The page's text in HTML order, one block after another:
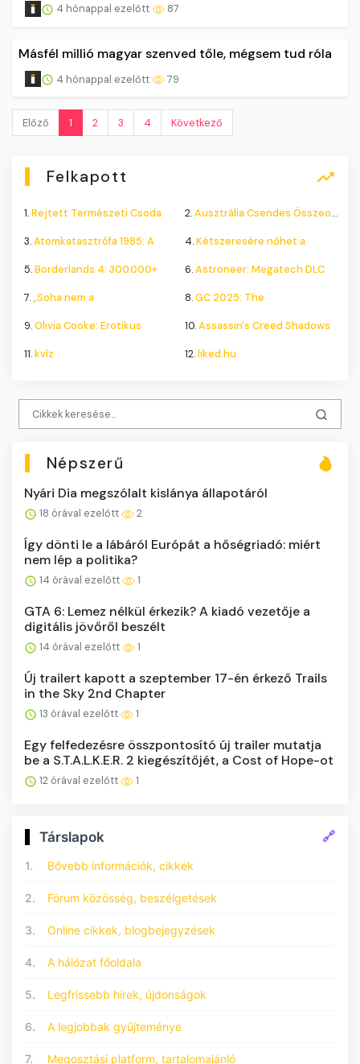
4 hónappal ezelőtt 87
Másfél millió magyar szenved tőle, mégsem tud róla
4 hónappal ezelőtt 79
Előző 1 2 3 4 Következő
Felkapott
1.Rejtett Természeti Csoda 2.Ausztrália Csendes Összeomlása
3.Atomkatasztrófa 1985: A 4.Kétszeresére nőhet a
5.Borderlands 4: 300.000+ 6.Astroneer: Megatech DLC
7.„Soha nem a 8.GC 2025: The
9.Olivia Cooke: Erotikus 10.Assassin's Creed Shadows
11.kvíz 12.liked.hu
Népszerű
Nyári Dia megszólalt kislánya állapotáról
18 órával ezelőtt 2
Így dönti le a lábáról Európát a hőségriadó: miért
nem lép a politika?
14 órával ezelőtt 1
GTA 6: Lemez nélkül érkezik? A kiadó vezetője a
digitális jövőről beszélt
14 órával ezelőtt 1
Új trailert kapott a szeptember 17-én érkező Trails
in the Sky 2nd Chapter
13 órával ezelőtt 1
Egy felfedezésre összpontosító új trailer mutatja
be a S.T.A.L.K.E.R. 2 kiegészítőjét, a Cost of Hope-ot
12 órával ezelőtt 1
Társlapok 🔗
1. Bővebb információk, cikkek
2. Fórum közösség, beszélgetések
3. Online cikkek, blogbejegyzések
4. A hálózat főoldala
5. Legfrissebb hírek, újdonságok
6. A legjobbak gyűjteménye
7. Megosztási platform, tartalomajánló